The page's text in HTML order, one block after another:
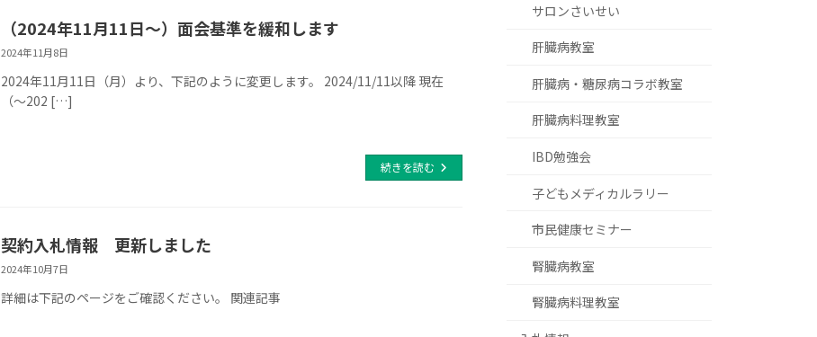
（2024年11月11日～）面会基準を緩和します
2024年11月8日
2024年11月11日（月）より、下記のように変更します。 2024/11/11以降 現在
（～202 […]
続きを読む
契約入札情報 更新しました
2024年10月7日
詳細は下記のページをご確認ください。 関連記事
サロンさいせい
肝臓病教室
肝臓病・糖尿病コラボ教室
肝臓病料理教室
IBD勉強会
子どもメディカルラリー
市民健康セミナー
腎臓病教室
腎臓病料理教室